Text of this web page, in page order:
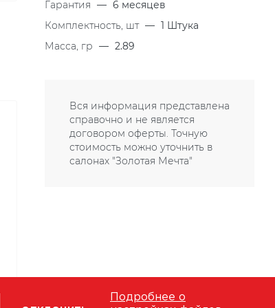
Гарантия — 6 месяцев
Комплектность, шт — 1 Штука
Масса, гр — 2.89
Вся информация представлена
справочно и не является
договором оферты. Точную
стоимость можно уточнить в
салонах "Золотая Мечта"
Подробнее о